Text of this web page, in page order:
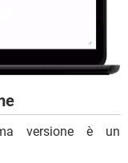
versione è un